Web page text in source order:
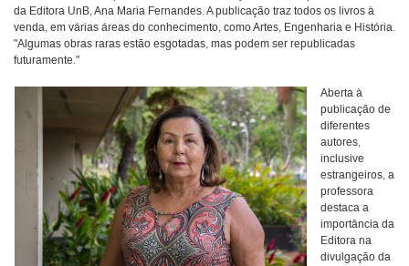
da Editora UnB, Ana Maria Fernandes. A publicação traz todos os livros à
venda, em várias áreas do conhecimento, como Artes, Engenharia e História.
"Algumas obras raras estão esgotadas, mas podem ser republicadas
futuramente."
Aberta à
publicação de
diferentes
autores,
inclusive
estrangeiros, a
professora
destaca a
importância da
Editora na
divulgação da